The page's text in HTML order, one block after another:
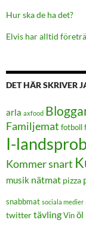
Hur ska de ha det?
Elvis har alltid
DET HÄR SKRIVER
arla axfood
Familjemat fotboll
I-
Kommer snart
musik nätmat pizza
snabbmat sociala medier
twittertävling Vin öl